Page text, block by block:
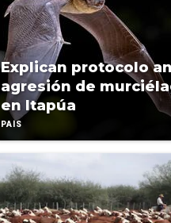
Explican protocolo
agresión de
en Itapúa
PAÍS